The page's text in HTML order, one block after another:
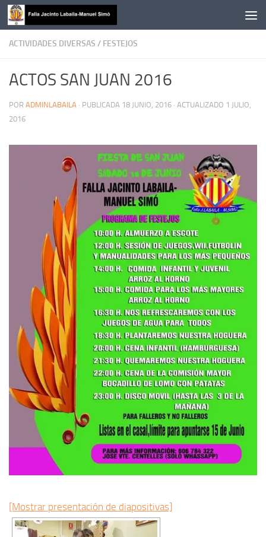
Saltar al contenido
ACTIVIDADES DIVERSAS / FESTEJOS
ACTOS SAN JUAN 2016
POR ADMINLABAILA · PUBLICADA 18 JUNIO, 2016 · ACTUALIZADO 1 JULIO,
2016
[Mostrar presentación de diapositivas]